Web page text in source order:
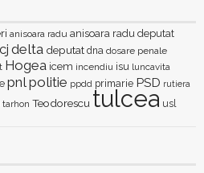
anisoara radu anisoara radu deputat
cj delta deputat dna dosare penale
Hogea icem incendiu isu luncavita
pnl politie ppdd primarie PSD rutiera
tarhon Teodorescu tulcea usl